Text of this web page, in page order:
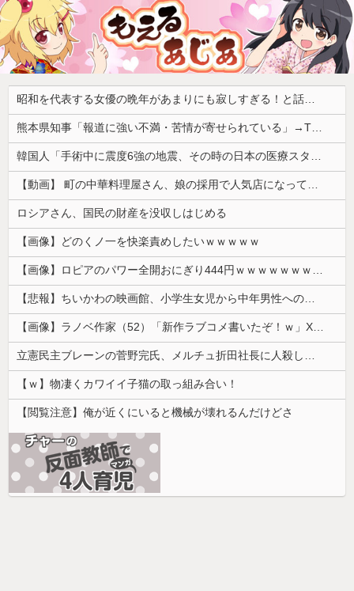
昭和を代表する女優の晩年があまりにも寂しすぎる！と話題に、自身の子供を餓死する寸前までネグレクトした挙句……
熊本県知事「報道に強い不満・苦情が寄せられている」→TBSの報道特集がまさにそれな件
韓国人「手術中に震度6強の地震、その時の日本の医療スタッフたちの姿をご覧ください」→「マジで鳥肌立った」「こういう姿は韓国も見習わないと」「あん...
【動画】 町の中華料理屋さん、娘の採用で人気店になってしまう
ロシアさん、国民の財産を没収しはじめる
【画像】どのくノ一を快楽責めしたいｗｗｗｗｗ
【画像】ロピアのパワー全開おにぎり444円ｗｗｗｗｗｗｗｗｗｗｗｗ
【悲報】ちいかわの映画館、小学生女児から中年男性への「おねだり」事案が発生するｗｗｗｗ
【画像】ラノベ作家（52）「新作ラブコメ書いたぞ！ｗ」X民「いい歳こいてラブコメ（笑）恥ずかしくないの？」←やめたれｗと話題に
立憲民主ブレーンの菅野完氏、メルチュ折田社長に人殺しを連呼
【ｗ】物凄くカワイイ子猫の取っ組み合い！
【閲覧注意】俺が近くにいると機械が壊れるんだけどさ